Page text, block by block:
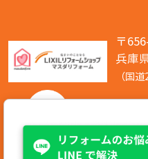
〒
兵庫
（国
050-
営業時間:8:00～17:00